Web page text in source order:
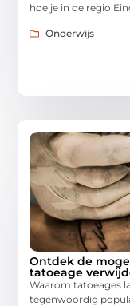
hoe je in de regio
Onderwijs
Ontdek de
tatoeage
Waarom tatoeages
tegenwoordig